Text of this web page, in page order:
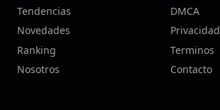
Tendencias
Novedades
Ranking
Nosotros
DMCA
Privacidad
Terminos
Contacto